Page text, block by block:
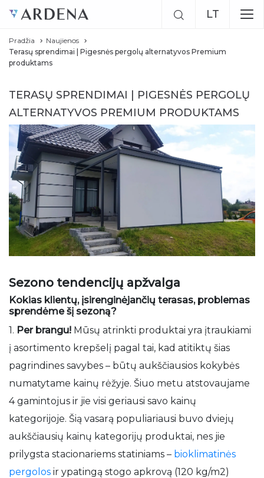
LT
Pradžia
Naujienos
Terasų sprendimai | Pigesnės pergolų alternatyvos Premium
produktams
TERASŲ SPRENDIMAI | PIGESNĖS PERGOLŲ
ALTERNATYVOS PREMIUM PRODUKTAMS
Sezono tendencijų apžvalga
Kokias klientų, įsirenginėjančių terasas, problemas
sprendėme šį sezoną?
1. Per brangu! Mūsų atrinkti produktai yra įtraukiami
į asortimento krepšelį pagal tai, kad atitiktų šias
pagrindines savybes – būtų aukščiausios kokybės
numatytame kainų rėžyje. Šiuo metu atstovaujame
4 gamintojus ir jie visi geriausi savo kainų
kategorijoje. Šią vasarą populiariausi buvo dviejų
aukščiausių kainų kategorijų produktai, nes jie
prilygsta stacionariems statiniams – bioklimatinės
pergolos ir ypatingą stogo apkrovą (120 kg/m2)